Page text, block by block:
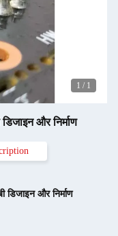
1 / 1
और निर्माण
डिजाइन और निर्माण